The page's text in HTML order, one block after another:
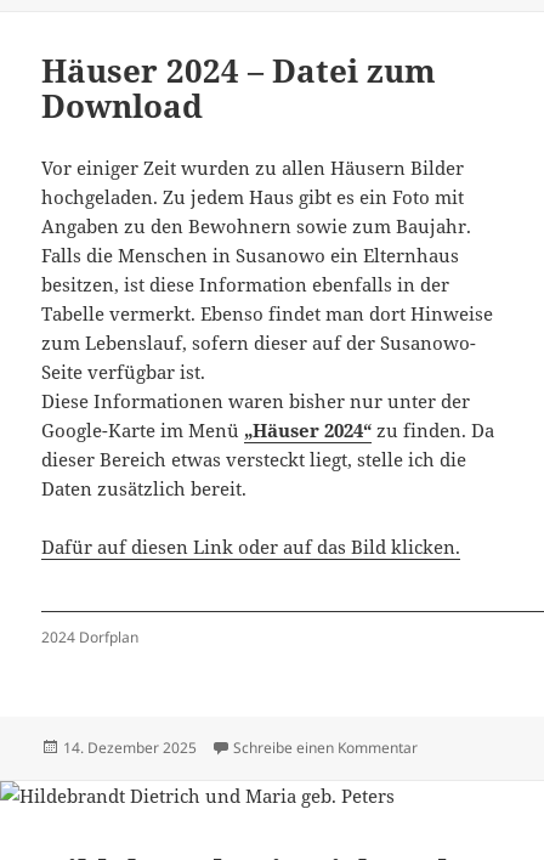
Häuser 2024 – Datei zum
Download
Vor einiger Zeit wurden zu allen Häusern Bilder
hochgeladen. Zu jedem Haus gibt es ein Foto mit
Angaben zu den Bewohnern sowie zum Baujahr.
Falls die Menschen in Susanowo ein Elternhaus
besitzen, ist diese Information ebenfalls in der
Tabelle vermerkt. Ebenso findet man dort Hinweise
zum Lebenslauf, sofern dieser auf der Susanowo-
Seite verfügbar ist.
Diese Informationen waren bisher nur unter der
Google-Karte im Menü „Häuser 2024“ zu finden. Da
dieser Bereich etwas versteckt liegt, stelle ich die
Daten zusätzlich bereit.
Dafür auf diesen Link oder auf das Bild klicken.
2024 Dorfplan
Veröffentlicht
14. Dezember 2025 Schreibe einen Kommentarzu Häuser 2024 –